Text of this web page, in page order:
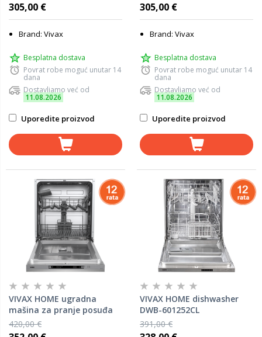
305,00 €
Brand: Vivax
Besplatna dostava
Povrat robe moguć unutar 14
dana
Dostavljamo već od
11.08.2026
Uporedite proizvod
305,00 €
Brand: Vivax
Besplatna dostava
Povrat robe moguć unutar 14
dana
Dostavljamo već od
11.08.2026
Uporedite proizvod
VIVAX HOME ugradna
mašina za pranje posuđa
DWB-601372D
420,00 €
VIVAX HOME dishwasher
DWB-601252CL
391,00 €